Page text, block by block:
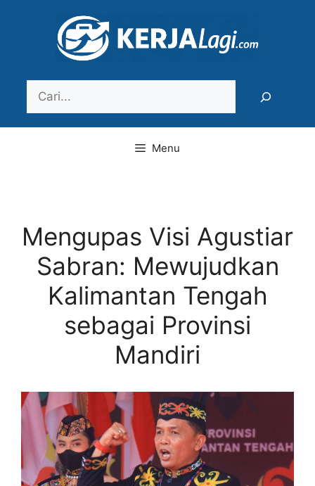
Menu
Mengupas Visi Agustiar
Sabran: Mewujudkan
Kalimantan Tengah
sebagai Provinsi
Mandiri